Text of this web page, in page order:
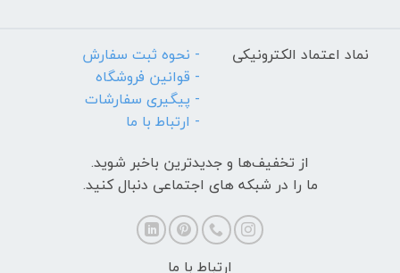
نماد اعتماد الکترونیکی
- نحوه ثبت سفارش
- قوانین فروشگاه
- پیگیری سفارشات
- ارتباط با ما
از تخفیف‌ها و جدیدترین‌ باخبر شوید.
ما را در شبکه های اجتماعی دنبال کنید.
ارتباط با ما